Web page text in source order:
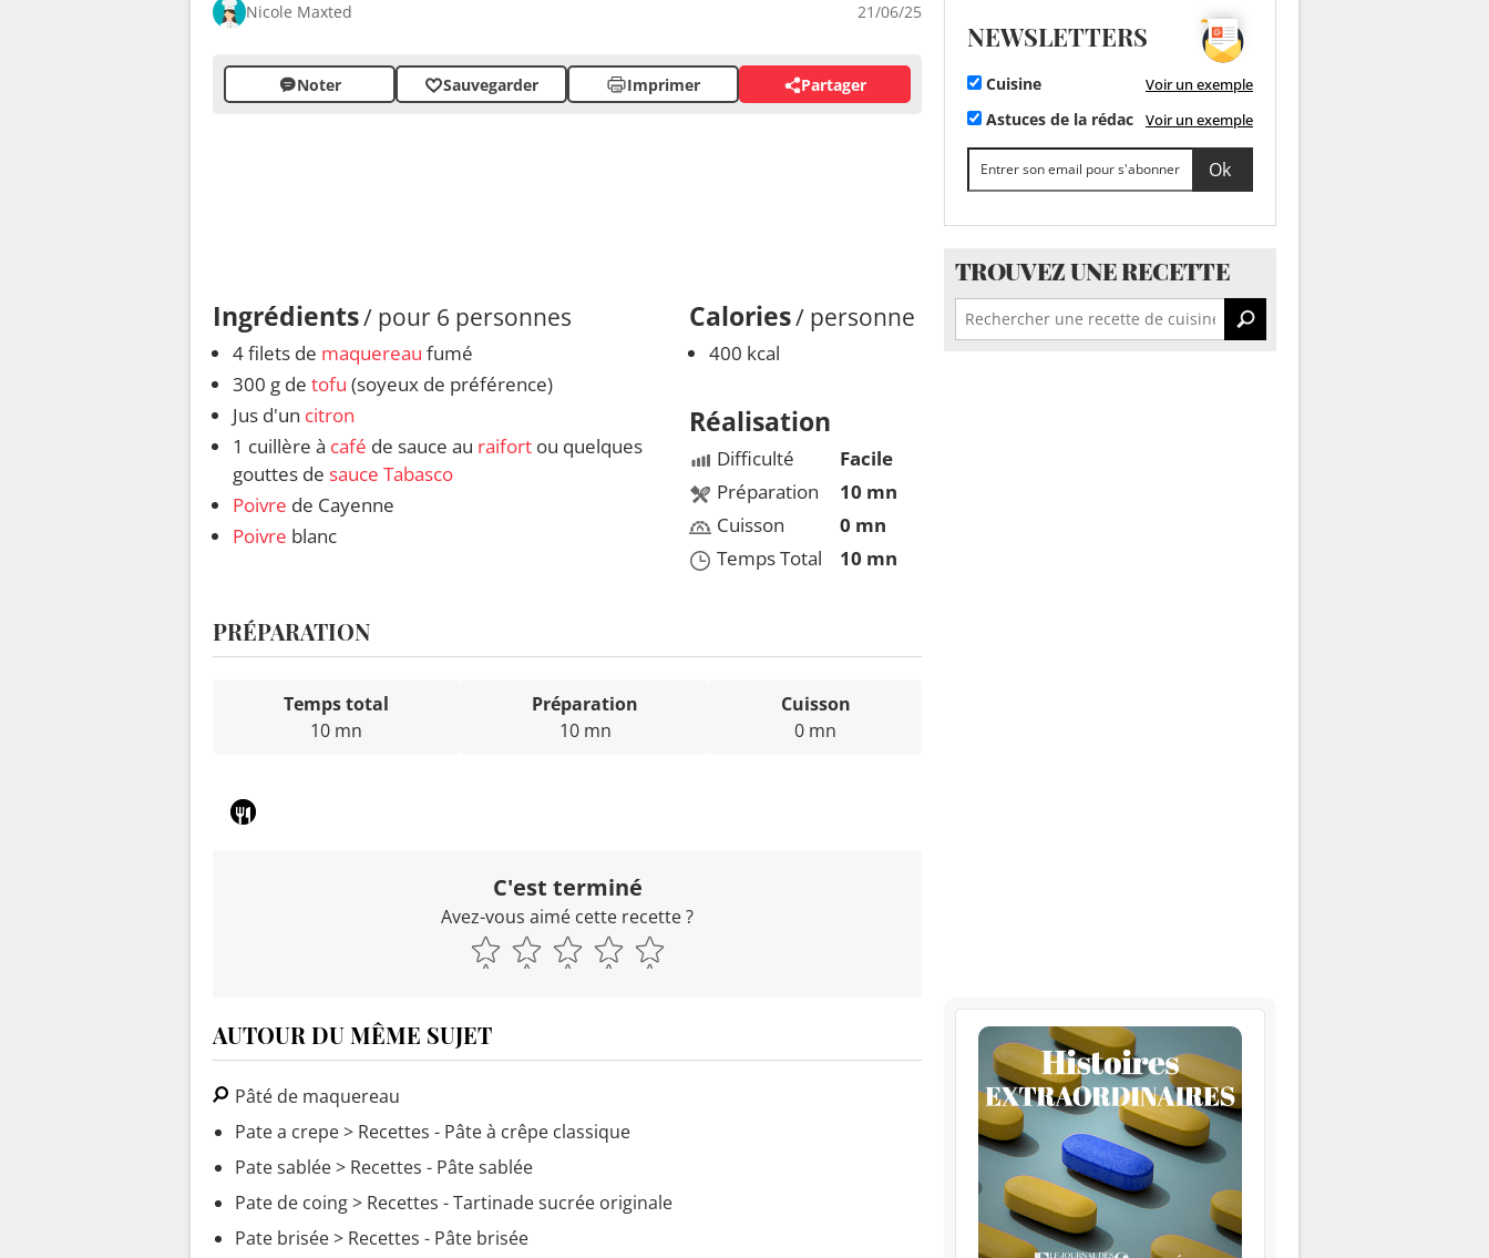
Nicole Maxted 21/06/25
Noter Sauvegarder Imprimer Partager
Ingrédients/ pour 6 personnes
4 filets de maquereau fumé
300 g de tofu (soyeux de préférence)
Jus d'un citron
1 cuillère à café de sauce au raifort ou quelques
gouttes de sauce Tabasco
Poivre de Cayenne
Poivre blanc
Calories/ personne
400 kcal
Réalisation
Difficulté
Préparation
Cuisson
Temps Total
Facile
10 mn
0 mn
10 mn
PRÉPARATION
Temps total
10 mn
Préparation
10 mn
Cuisson
0 mn
C'est terminé
Avez-vous aimé cette recette ?
AUTOUR DU MÊME SUJET
Pâté de maquereau
Pate a crepe> Recettes - Pâte à crêpe classique
Pate sablée> Recettes - Pâte sablée
Pate de coing> Recettes - Tartinade sucrée originale
Pate brisée> Recettes - Pâte brisée
NEWSLETTERS
Cuisine Voir un exemple
Astuces de la rédac Voir un exemple
TROUVEZ UNE RECETTE